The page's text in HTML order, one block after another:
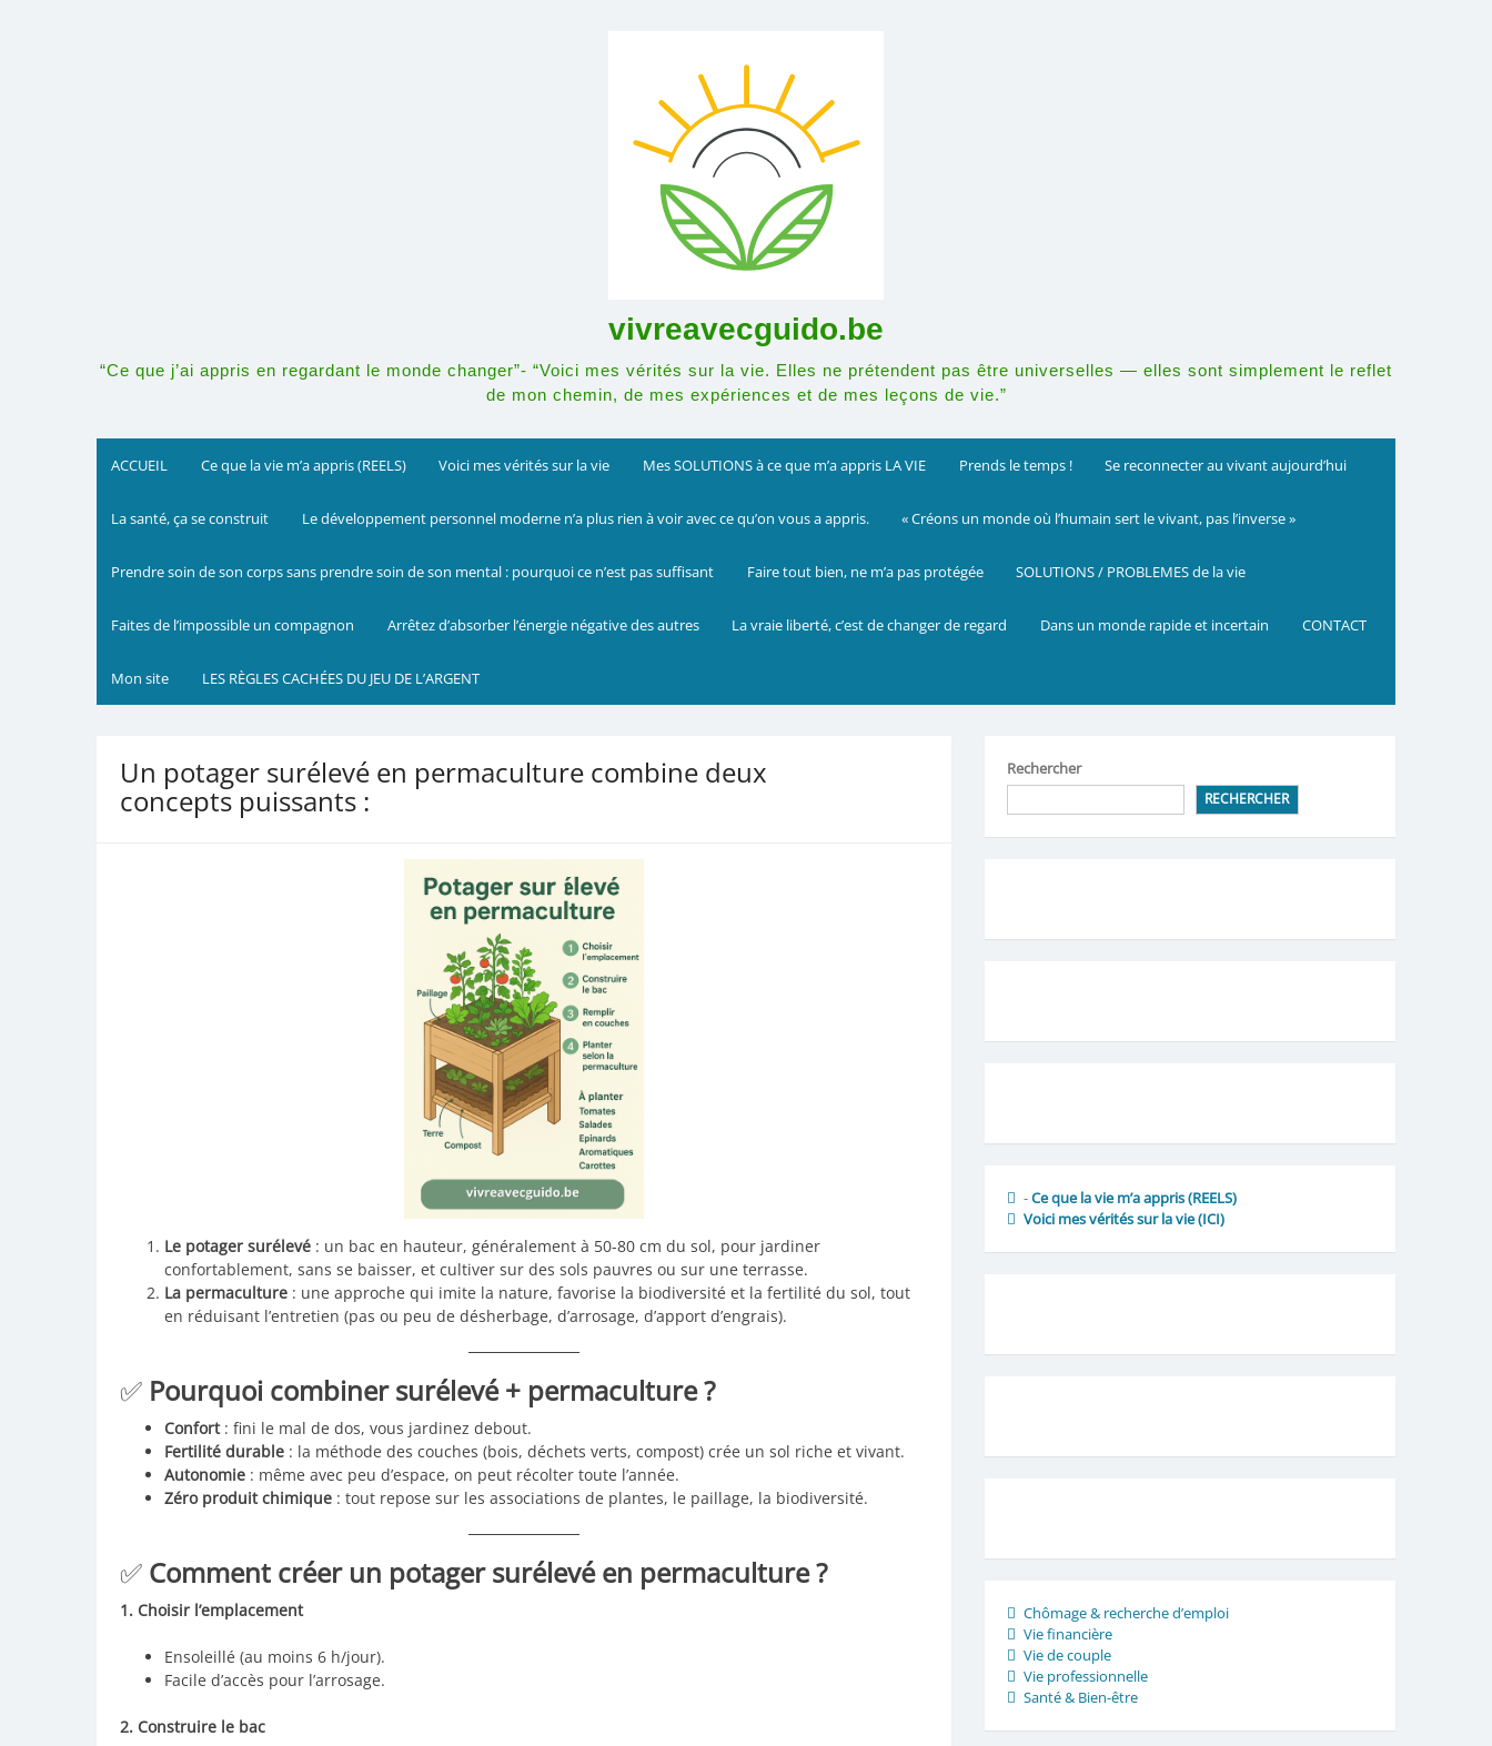
vivreavecguido.be
“Ce que j’ai appris en regardant le monde changer”- “Voici mes vérités sur la vie. Elles ne prétendent pas être universelles — elles sont simplement le reflet
de mon chemin, de mes expériences et de mes leçons de vie.”
ACCUEIL Ce que la vie m’a appris (REELS) Voici mes vérités sur la vie Mes SOLUTIONS à ce que m’a appris LA VIE Prends le temps ! Se reconnecter au vivant aujourd’hui
La santé, ça se construit Le développement personnel moderne n’a plus rien à voir avec ce qu’on vous a appris. « Créons un monde où l’humain sert le vivant, pas l’inverse »
Prendre soin de son corps sans prendre soin de son mental : pourquoi ce n’est pas suffisant Faire tout bien, ne m’a pas protégée SOLUTIONS / PROBLEMES de la vie
Faites de l’impossible un compagnon Arrêtez d’absorber l’énergie négative des autres La vraie liberté, c’est de changer de regard Dans un monde rapide et incertain CONTACT
Mon site LES RÈGLES CACHÉES DU JEU DE L’ARGENT
Un potager surélevé en permaculture combine deux
concepts puissants :
Le potager surélevé : un bac en hauteur, généralement à 50-80 cm du sol, pour jardiner
confortablement, sans se baisser, et cultiver sur des sols pauvres ou sur une terrasse.
La permaculture : une approche qui imite la nature, favorise la biodiversité et la fertilité du sol, tout
en réduisant l’entretien (pas ou peu de désherbage, d’arrosage, d’apport d’engrais).
✅ Pourquoi combiner surélevé + permaculture ?
Confort: fini le mal de dos, vous jardinez debout.
Fertilité durable : la méthode des couches (bois, déchets verts, compost) crée un sol riche et vivant.
Autonomie : même avec peu d’espace, on peut récolter toute l’année.
Zéro produit chimique : tout repose sur les associations de plantes, le paillage, la biodiversité.
✅ Comment créer un potager surélevé en permaculture ?
1. Choisir l’emplacement
Ensoleillé (au moins 6 h/jour).
Facile d’accès pour l’arrosage.
2. Construire le bac
Rechercher
RECHERCHER
-Ce que la vie m’a appris (REELS)
Voici mes vérités sur la vie(ICI)
Chômage & recherche d’emploi
Vie financière
Vie de couple
Vie professionnelle
Santé & Bien-être